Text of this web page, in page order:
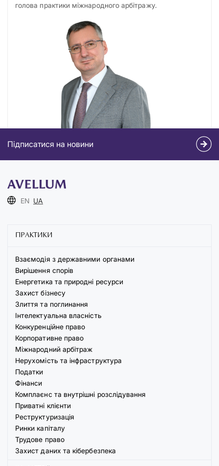
голова практики міжнародного арбітражу.
Підписатися на новини
EN UA
ПРАКТИКИ
Взаємодія з державними органами
Вирішення спорів
Енергетика та природні ресурси
Захист бізнесу
Злиття та поглинання
Інтелектуальна власність
Конкуренційне право
Корпоративне право
Міжнародний арбітраж
Нерухомість та інфраструктура
Податки
Фінанси
Комплаєнс та внутрішні розслідування
Приватні клієнти
Реструктуризація
Ринки капіталу
Трудове право
Захист даних та кібербезпека